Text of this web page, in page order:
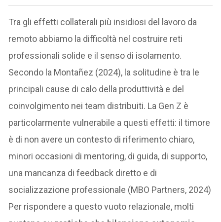
Tra gli effetti collaterali più insidiosi del lavoro da
remoto abbiamo la difficoltà nel costruire reti
professionali solide e il senso di isolamento.
Secondo la Montañez (2024), la solitudine è tra le
principali cause di calo della produttività e del
coinvolgimento nei team distribuiti. La Gen Z è
particolarmente vulnerabile a questi effetti: il timore
è di non avere un contesto di riferimento chiaro,
minori occasioni di mentoring, di guida, di supporto,
una mancanza di feedback diretto e di
socializzazione professionale (MBO Partners, 2024)
Per rispondere a questo vuoto relazionale, molti